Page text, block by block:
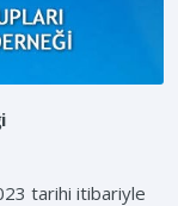
tarihi itibariyle